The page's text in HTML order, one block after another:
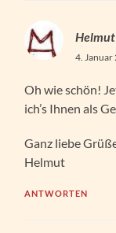
Helmut
4.
Oh wie schön!
ich’s Ihnen als
Ganz liebe
Helmut
ANTWORTEN